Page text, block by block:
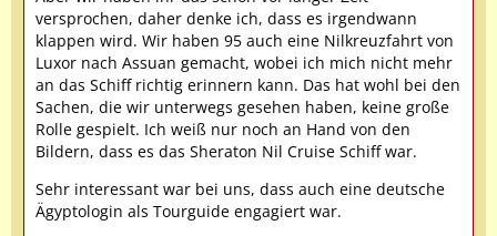
versprochen, daher denke ich, dass es irgendwann
klappen wird. Wir haben 95 auch eine Nilkreuzfahrt von
Luxor nach Assuan gemacht, wobei ich mich nicht mehr
an das Schiff richtig erinnern kann. Das hat wohl bei den
Sachen, die wir unterwegs gesehen haben, keine große
Rolle gespielt. Ich weiß nur noch an Hand von den
Bildern, dass es das Sheraton Nil Cruise Schiff war.
Sehr interessant war bei uns, dass auch eine deutsche
Ägyptologin als Tourguide engagiert war.